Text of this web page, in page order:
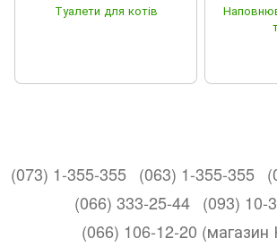
Туалети для котів
(073) 1-355-355 (063) 1-355-355
(066) 333-25-44 (093) 10-
(066) 106-12-20 (магазин